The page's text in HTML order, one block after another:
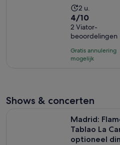
De
activiteit
duurt
2
uur
2 u.
4.0
van
10
met
2
4/10
2 Viator-
beoordelingen
Gratis annulering
mogelijk
Shows & concerten
Madrid:
Tablao La
optioneel